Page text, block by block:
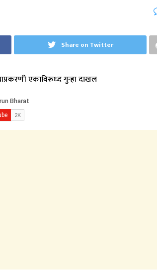
Share on Twitter
एकाविरूध्द गुन्हा दाखल